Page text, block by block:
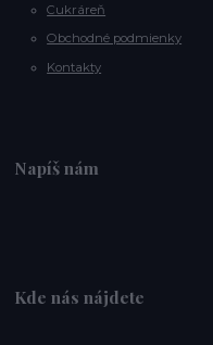
Cukráreň
Obchodné podmienky
Kontakty
Napíš nám
Kde nás nájdete